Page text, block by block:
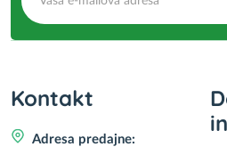
Kontakt
Adresa predajne: